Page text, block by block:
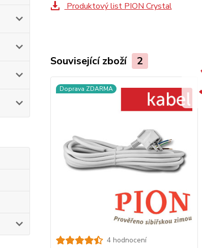
Produktový list PION Crystal
Související zboží 2
Doprava ZDARMA
4 hodnocení